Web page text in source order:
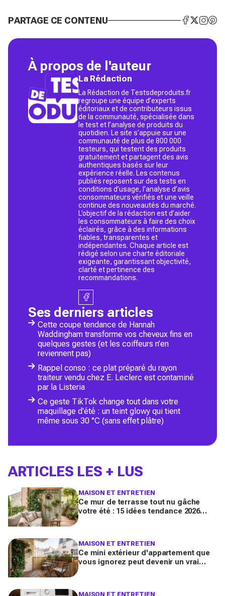
PARTAGE CE CONTENU
À propos de l'auteur
La Rédaction
La Rédaction de Testsdeproduits.fr
regroupe une équipe d’experts
éditoriaux et de contributeurs issus
de la communauté, spécialisée dans
le test et l’analyse de produits du
quotidien. Le site s’appuie sur une
communauté de plus de 800 000
testeurs, qui testent des produits
gratuitement et partagent des avis
authentiques basés sur leur
expérience réelle. Les contenus
publiés reposent sur des tests en
conditions d’usage, l’analyse d’avis
consommateurs vérifiés et une veille
continue des nouveautés du marché.
L’objectif de la rédaction est d’aider
les consommateurs à faire des choix
éclairés, grâce à des informations
fiables, transparentes et
indépendantes. Chaque article est
rédigé selon une charte éditoriale
exigeante, garantissant objectivité,
clarté et pertinence des
recommandations.
Ses derniers articles
Cette coupe tendance de Hannah
Waddingham transforme vos cheveux fins en
quelques gestes (et les coiffeurs n’en
reviennent pas)
Rappel conso : ce plat préparé du rayon
traiteur vendu chez E. Leclerc est contaminé
par la Listeria
Ce geste TikTok change tout dans votre
maquillage d'été : un teint glowy qui tient
même sous 30 °C (sans effet plâtre)
ARTICLES LES + LUS
MAISON ET ENTRETIEN
Ce mur de terrasse tout nu gâche
votre été : 15 idées tendance 2026
MAISON ET ENTRETIEN
Ce mini extérieur d'appartement que
vous ignorez peut devenir un vrai
MAISON ET ENTRETIEN